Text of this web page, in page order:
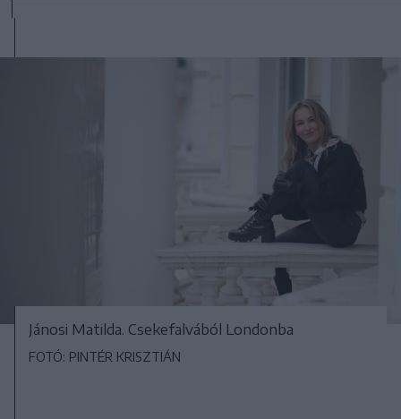
Jánosi Matilda. Csekefalvából Londonba
FOTÓ: PINTÉR KRISZTIÁN